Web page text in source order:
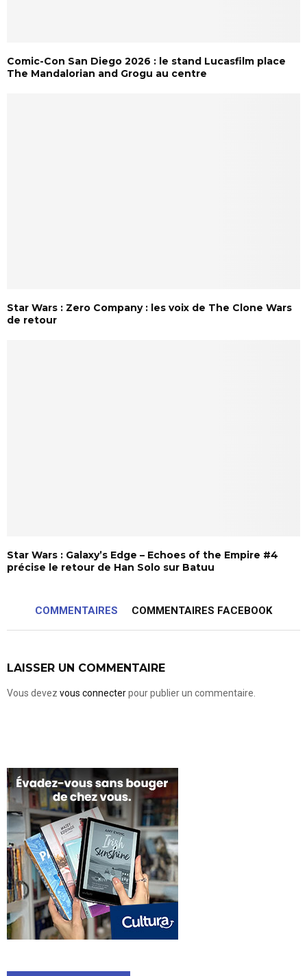
Comic-Con San Diego 2026 : le stand Lucasfilm place
The Mandalorian and Grogu au centre
Star Wars : Zero Company : les voix de The Clone Wars
de retour
Star Wars : Galaxy’s Edge – Echoes of the Empire #4
précise le retour de Han Solo sur Batuu
COMMENTAIRES COMMENTAIRES FACEBOOK
LAISSER UN COMMENTAIRE
Vous devez vous connecterpour publier un commentaire.